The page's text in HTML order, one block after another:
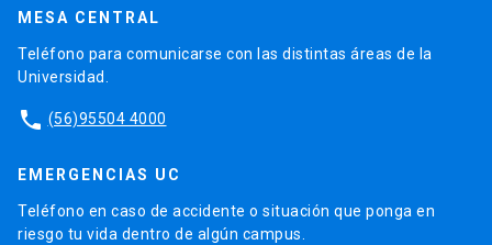
MESA CENTRAL
Teléfono para comunicarse con las distintas áreas de la
Universidad.
phone (56)95504 4000
EMERGENCIAS UC
Teléfono en caso de accidente o situación que ponga en
riesgo tu vida dentro de algún campus.